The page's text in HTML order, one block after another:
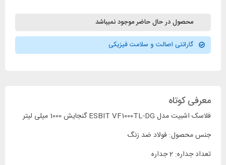
محصول در حال حاضر موجود نمیباشد
گارانتی اصالت و سلامت فیزیکی
معرفی کوتاه
فلاسک اشبیت مدل ESBIT VF1000TL-DG گنجایش 1000 میلی لیتر
جنس محصول: فولاد ضد زنگ
تعداد جداره: 2 جداره